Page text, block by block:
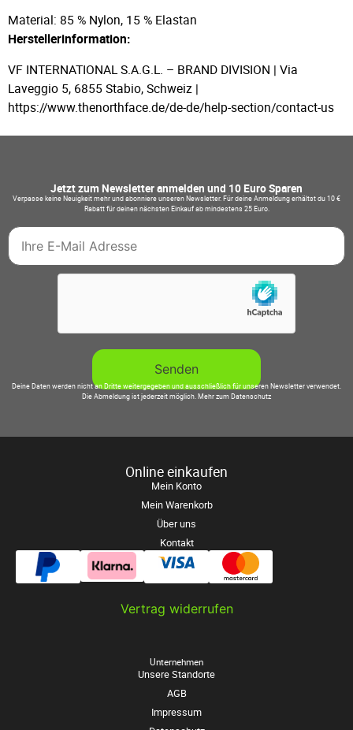
Material: 85 % Nylon, 15 % Elastan
Herstellerinformation:
VF INTERNATIONAL S.A.G.L. – BRAND DIVISION | Via
Laveggio 5, 6855 Stabio, Schweiz |
https://www.thenorthface.de/de-de/help-section/contact-us
Jetzt zum Newsletter anmelden und 10 Euro Sparen
Verpasse keine Neuigkeit mehr und abonniere unseren Newsletter. Für deine Anmeldung erhältst du 10 €
Rabatt für deinen nächsten Einkauf ab mindestens 25 Euro.
Deine Daten werden nicht an Dritte weitergegeben und ausschließlich für unseren Newsletter verwendet.
Die Abmeldung ist jederzeit möglich.Mehr zum Datenschutz
Online einkaufen
Mein Konto
Mein Warenkorb
Über uns
Kontakt
Vertrag widerrufen
Unternehmen
Unsere Standorte
AGB
Impressum